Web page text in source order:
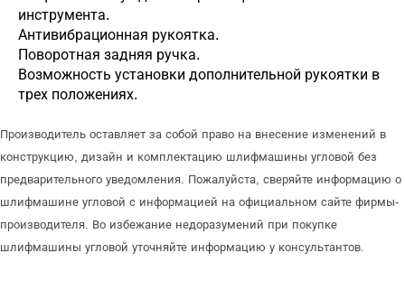
инструмента.
Антивибрационная рукоятка.
Поворотная задняя ручка.
Возможность установки дополнительной рукоятки в
трех положениях.
Производитель оставляет за собой право на внесение изменений в
конструкцию, дизайн и комплектацию шлифмашины угловой без
предварительного уведомления. Пожалуйста, сверяйте информацию о
шлифмашине угловой с информацией на официальном сайте фирмы-
производителя. Во избежание недоразумений при покупке
шлифмашины угловой уточняйте информацию у консультантов.